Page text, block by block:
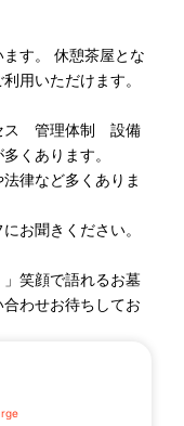
す。 休憩茶屋とな
用いただけます。
ス 管理体制 設備
くあります。
律など多くありま
お聞きください。
」笑顔で語れるお墓
わせお待ちしてお